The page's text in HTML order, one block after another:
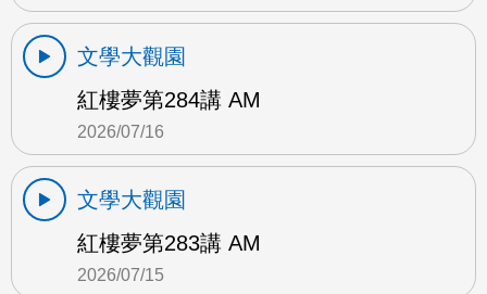
文學大觀園
紅樓夢第284講 AM
2026/07/16
文學大觀園
紅樓夢第283講 AM
2026/07/15